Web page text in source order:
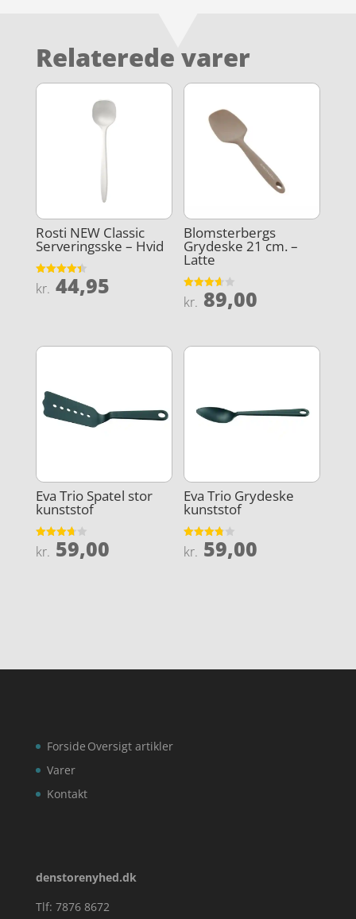
Relaterede varer
Rosti NEW Classic
Serveringsske – Hvid
Vurderet
4.4
kr. 44,95
Blomsterbergs
Grydeske 21 cm. –
Latte
Vurderet
3.6
kr. 89,00
Eva Trio Spatel stor
kunststof
Vurderet
3.7
kr. 59,00
Eva Trio Grydeske
kunststof
Vurderet
3.8
kr. 59,00
Forside
Varer
Kontakt
Oversigt artikler
denstorenyhed.dk
Tlf: 7876 8672